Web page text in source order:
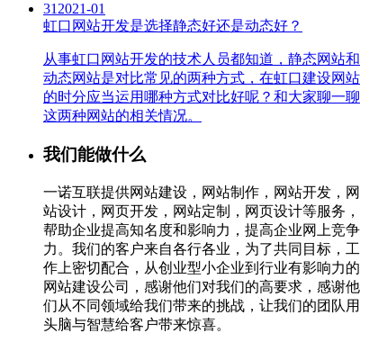
31 2021-01
虹口网站开发是选择静态好还是动态好？
从事虹口网站开发的技术人员都知道，静态网站和
动态网站是对比常见的两种方式，在虹口建设网站
的时分应当运用哪种方式对比好呢？和大家聊一聊
这两种网站的相关情况。
我们能做什么
一诺互联提供网站建设，网站制作，网站开发，网
站设计，网页开发，网站定制，网页设计等服务，
帮助企业提高知名度和影响力，提高企业网上竞争
力。我们的客户来自各行各业，为了共同目标，工
作上密切配合，从创业型小企业到行业有影响力的
网站建设公司，感谢他们对我们的高要求，感谢他
们从不同领域给我们带来的挑战，让我们的团队用
头脑与智慧给客户带来惊喜。